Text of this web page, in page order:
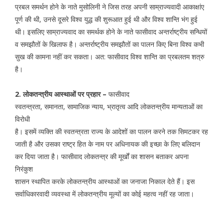
प्रबल समर्थन होने के नाते मुसोलिनी ने जिस तरह अपनी साम्राज्यवादी आकाक्षांए
पूर्ण की थी, उनसे दूसरे विश्व युद्ध की शुरूआत हुई थी और विश्व शान्ति भंग हुई
थी। इसलिए साम्राज्यवाद का समर्थक होने के नाते फासीवाद अन्तर्राष्ट्रीय सन्धियों
व समझौतों के खिलाफ है। अन्तर्राष्ट्रीय समझौतों का पालन किए बिना विश्व कभी
सुख की कामना नहीं कर सकता। अत: फासीवाद विश्व शान्ति का प्रबलतम शत्रु
है।
2. लोकतन्त्रीय आस्थाओं पर प्रहार – फासीवाद
स्वतन्त्रता, समानता, सामाजिक न्याय, भ्रातृत्व आदि लोकतन्त्रीय मान्यताओं का
विरोधी
है। इसमें व्यक्ति की स्वतन्त्रता राज्य के आदेशों का पालन करने तक सिमटकर रह
जाती है और उसका राष्ट्र हित के नाम पर अधिनायक की इच्छा के लिए बलिदान
कर दिया जाता है। फासीवाद लोकतन्त्र की मूर्खों का शासन बताकर अपना
निरंकुश
शासन स्थापित करके लोकतन्त्रीय आस्थाओं का जनाजा निकाल देते हैं। इस
सर्वाधिकारवादी व्यवस्था में लोकतन्त्रीय मूल्यों का कोई महत्व नहीं रह जाता।